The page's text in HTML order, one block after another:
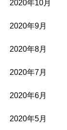
2020年10月
2020年9月
2020年8月
2020年7月
2020年6月
2020年5月